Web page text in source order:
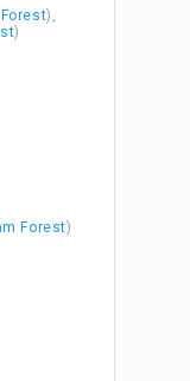
),
)
Forest)